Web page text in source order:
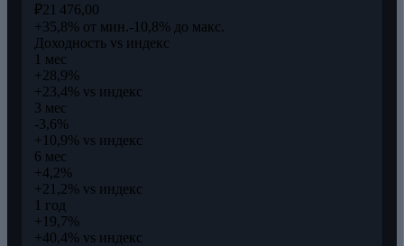
₽21 476,00
+35,8% от мин.-10,8% до макс.
Доходность vs индекс
1 мес
+28,9%
+23,4% vs индекс
3 мес
-3,6%
+10,9% vs индекс
6 мес
+4,2%
+21,2% vs индекс
1 год
+19,7%
+40,4% vs индекс